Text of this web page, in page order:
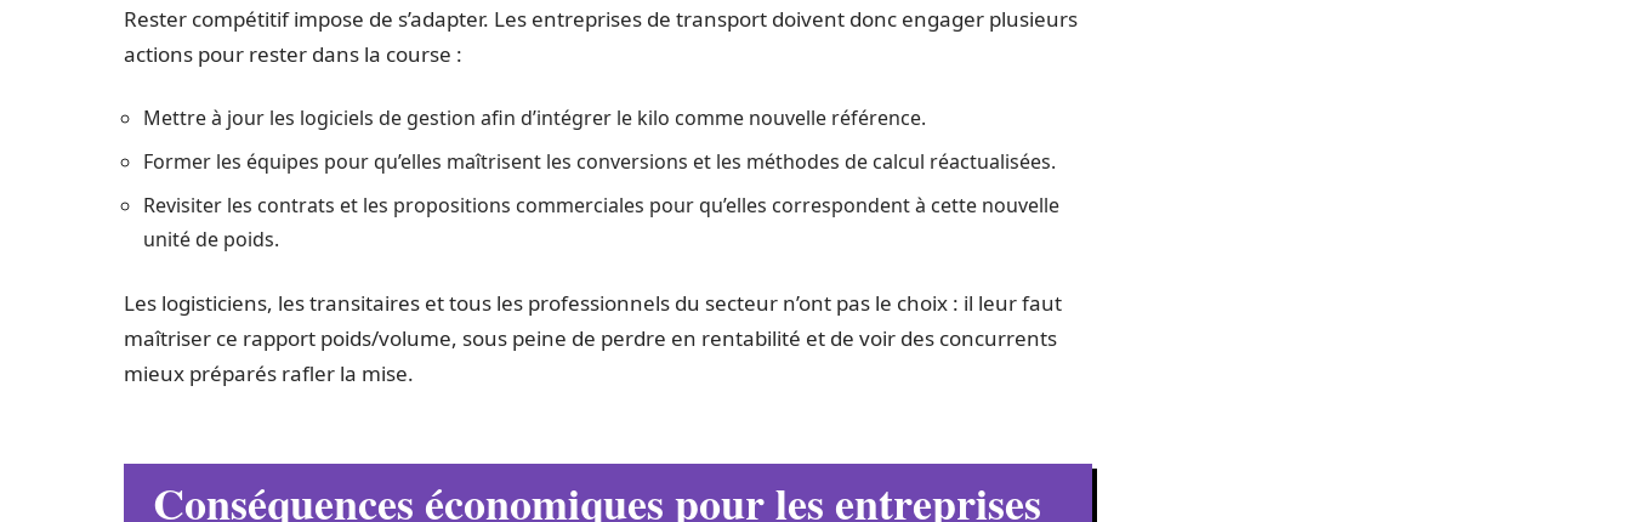
Rester compétitif impose de s’adapter. Les entreprises de transport doivent donc engager plusieurs
actions pour rester dans la course :
Mettre à jour les logiciels de gestion afin d’intégrer le kilo comme nouvelle référence.
Former les équipes pour qu’elles maîtrisent les conversions et les méthodes de calcul réactualisées.
Revisiter les contrats et les propositions commerciales pour qu’elles correspondent à cette nouvelle
unité de poids.
Les logisticiens, les transitaires et tous les professionnels du secteur n’ont pas le choix : il leur faut
maîtriser ce rapport poids/volume, sous peine de perdre en rentabilité et de voir des concurrents
mieux préparés rafler la mise.
Conséquences économiques pour les entreprises